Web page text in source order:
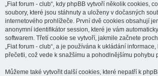
„Fiat forum - club“, kdy phpBB vytvoří několik cookies,
soubory, které jsou stáhnuty a uloženy v dočasných
internetového prohlížeče. První dvě cookies obsahují
anonymní identifikátor session, které je vám
softwarem. Třetí cookie se vytvoří, jakmile začnete
„Fiat forum - club“, a je používána k ukládání
přečetli, což vede k snažšímu a pohodlnějšímu pohybu
Můžeme také vytvořit další cookies, které nepatří k